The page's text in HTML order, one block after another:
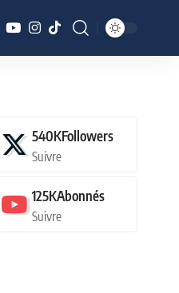
540KFollowers
Suivre
125KAbonnés
Suivre